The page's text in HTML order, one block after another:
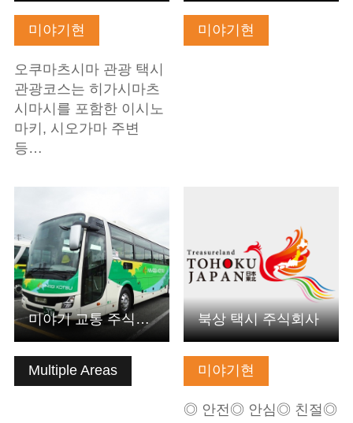
미야기현
오쿠마츠시마 관광 택시
관광코스는 히가시마츠
시마시를 포함한 이시노
마키, 시오가마 주변
등…
미야기현
Multiple Areas
미야기 교통 주식회사
미야기현
◎ 안전◎ 안심◎ 친절◎
북상 택시 주식회사